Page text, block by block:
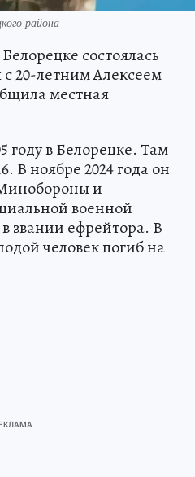
района
состоялась
20-летним Алексеем
местная
году в Белорецке. Там
В ноябре 2024 года он
и
военной
звании ефрейтора. В
человек погиб на